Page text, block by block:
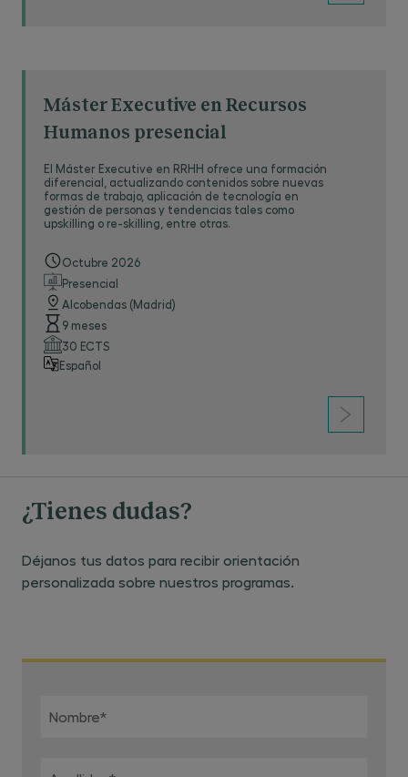
Máster Executive en Recursos
Humanos presencial
El Máster Executive en RRHH ofrece una formación
diferencial, actualizando contenidos sobre nuevas
formas de trabajo, aplicación de tecnología en
gestión de personas y tendencias tales como
upskilling o re-skilling, entre otras.
Octubre 2026
Presencial
Alcobendas (Madrid)
9 meses
30 ECTS
Español
¿Tienes dudas?
Déjanos tus datos para recibir orientación
personalizada sobre nuestros programas.
Nombre*